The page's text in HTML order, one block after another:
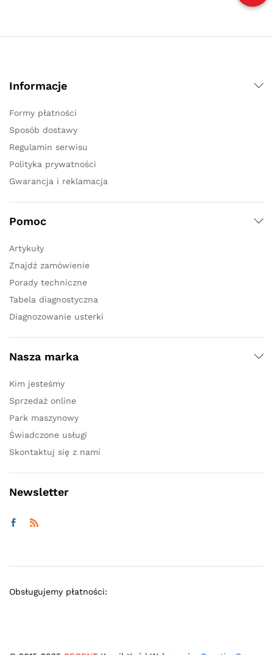
Informacje
Formy płatności
Sposób dostawy
Regulamin serwisu
Polityka prywatności
Gwarancja i reklamacja
Pomoc
Artykuły
Znajdź zamówienie
Porady techniczne
Tabela diagnostyczna
Diagnozowanie usterki
Nasza marka
Kim jesteśmy
Sprzedaż online
Park maszynowy
Świadczone usługi
Skontaktuj się z nami
Newsletter
Obsługujemy płatności: